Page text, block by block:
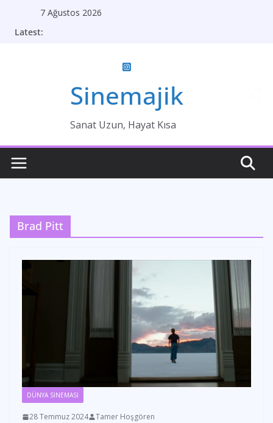
7 Ağustos 2026
Latest:
Sinemajik
Sanat Uzun, Hayat Kısa
Brad Pitt
DÜNYA SİNEMASI
28 Temmuz 2024 Tamer Hoşgören